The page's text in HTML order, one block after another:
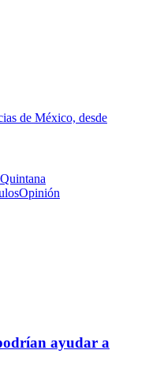
de México, desde
Quintana
Opinión
ayudar a